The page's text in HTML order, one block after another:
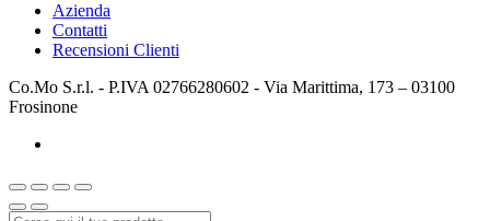
Azienda
Contatti
Recensioni Clienti
Co.Mo S.r.l. - P.IVA 02766280602 - Via Marittima, 173 – 03100
Frosinone